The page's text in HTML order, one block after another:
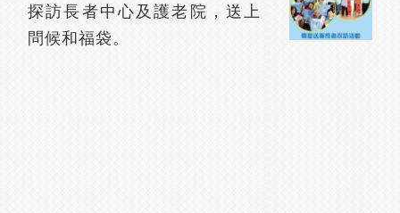
探訪長者中心及護老院，送上
問候和福袋。